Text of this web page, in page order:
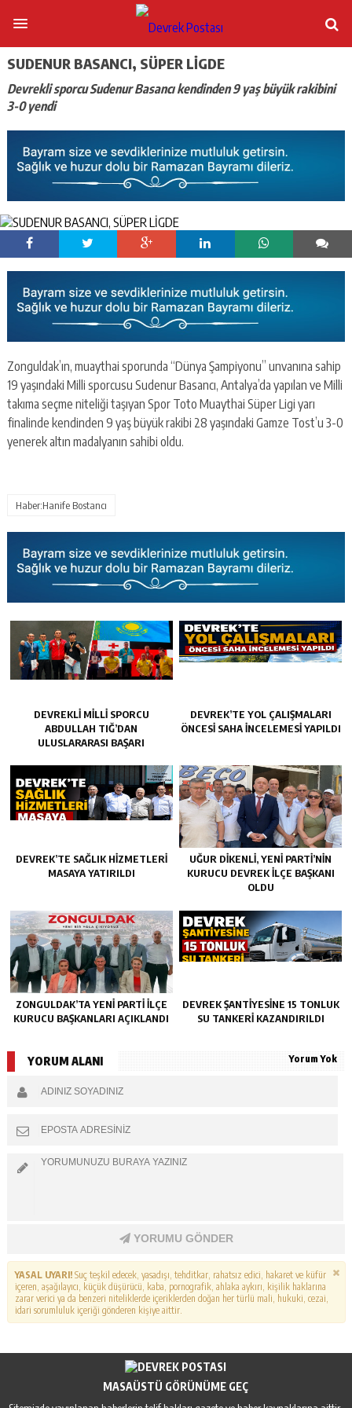
SUDENUR BASANCI, SÜPER LİGDE
Devrekli sporcu Sudenur Basancı kendinden 9 yaş büyük rakibini
3-0 yendi
Zonguldak’ın, muaythai sporunda “Dünya Şampiyonu” unvanına sahip
19 yaşındaki Milli sporcusu Sudenur Basancı, Antalya’da yapılan ve Milli
takıma seçme niteliği taşıyan Spor Toto Muaythai Süper Ligi yarı
finalinde kendinden 9 yaş büyük rakibi 28 yaşındaki Gamze Tost’u 3-0
yenerek altın madalyanın sahibi oldu.
Haber:Hanife Bostancı
DEVREKLI MILLI SPORCU
ABDULLAH TIĞ’DAN
ULUSLARARASI BAŞARI
DEVREK’TE YOL ÇALIŞMALARI
ÖNCESI SAHA İNCELEMESI YAPILDI
DEVREK’TE SAĞLIK HIZMETLERI
MASAYA YATIRILDI
UĞUR DİKENLİ, YENİ PARTİ’NİN
KURUCU DEVREK İLÇE BAŞKANI
OLDU
ZONGULDAK’TA YENI PARTI İLÇE
KURUCU BAŞKANLARI AÇIKLANDI
DEVREK ŞANTIYESINE 15 TONLUK
SU TANKERI KAZANDIRILDI
YORUM ALANI Yorum Yok
YORUMU GÖNDER
YASAL UYARI!Suç teşkil edecek, yasadışı, tehditkar, rahatsız edici, hakaret ve küfür
içeren, aşağılayıcı, küçük düşürücü, kaba, pornografik, ahlaka aykırı, kişilik haklarına
zarar verici ya da benzeri niteliklerde içeriklerden doğan her türlü mali, hukuki, cezai,
idari sorumluluk içeriği gönderen kişiye aittir.
MASAÜSTÜ GÖRÜNÜME GEÇ